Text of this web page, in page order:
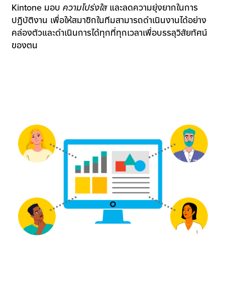
Kintone มอบ ความโปร่งใสและลดความยุ่งยากในการ
ปฏิบัติงาน เพื่อให้สมาชิกในทีมสามารถดำเนินงานได้อย่าง
คล่องตัวและดำเนินการได้ทุกที่ทุกเวลาเพื่อบรรลุวิสัยทัศน์
ของตน